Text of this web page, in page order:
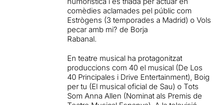
comèdies aclamades pel públic com
Estrògens (3 temporades a Madrid) o Vols
pecar amb mi? de Borja
Rabanal.
En teatre musical ha protagonitzat
produccions com 40 el musical (De Los
40 Principales i Drive Entertainment), Boig
per tu (El musical oficial de Sau) o Tots
Som Anna Allen (Nominat als Premis de